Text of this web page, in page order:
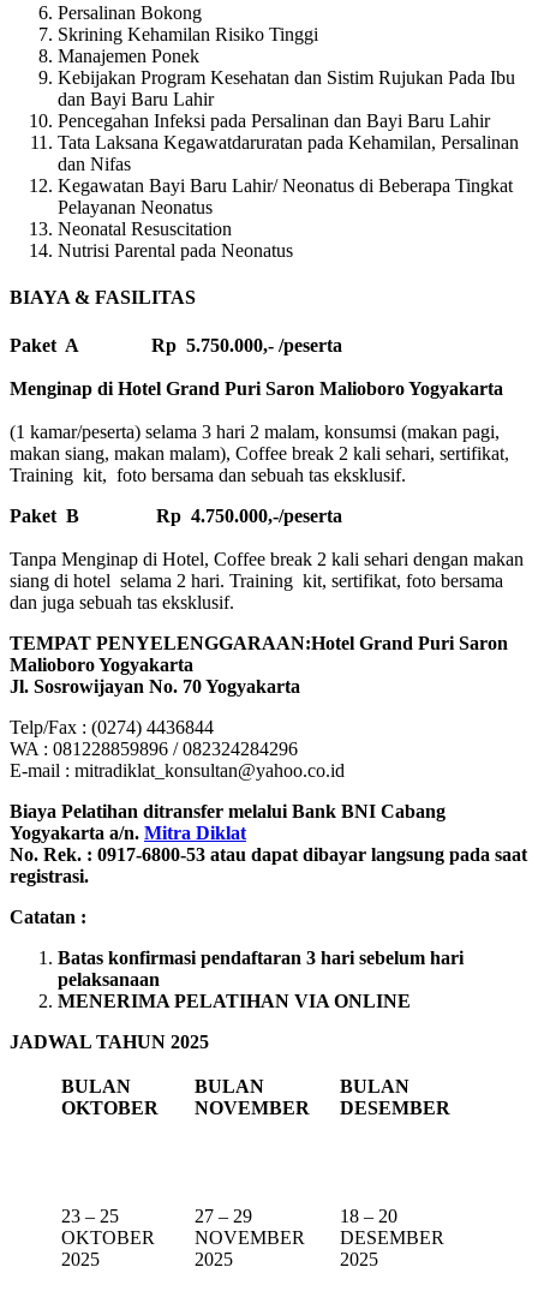
Persalinan Bokong
Skrining Kehamilan Risiko Tinggi
Manajemen Ponek
Kebijakan Program Kesehatan dan Sistim Rujukan Pada Ibu
dan Bayi Baru Lahir
Pencegahan Infeksi pada Persalinan dan Bayi Baru Lahir
Tata Laksana Kegawatdaruratan pada Kehamilan, Persalinan
dan Nifas
Kegawatan Bayi Baru Lahir/ Neonatus di Beberapa Tingkat
Pelayanan Neonatus
Neonatal Resuscitation
Nutrisi Parental pada Neonatus
BIAYA & FASILITAS
Paket A Rp 5.750.000,- /peserta
Menginap di Hotel Grand Puri Saron Malioboro Yogyakarta
(1 kamar/peserta) selama 3 hari 2 malam, konsumsi (makan pagi,
makan siang, makan malam), Coffee break 2 kali sehari, sertifikat,
Training kit, foto bersama dan sebuah tas eksklusif.
Paket B
Rp 4.750.000,-/peserta
Tanpa Menginap di Hotel, Coffee break 2 kali sehari dengan makan
siang di hotel selama 2 hari. Training kit, sertifikat, foto bersama
dan juga sebuah tas eksklusif.
TEMPAT PENYELENGGARAAN:Hotel Grand Puri Saron
Malioboro Yogyakarta
Jl. Sosrowijayan No. 70 Yogyakarta
Telp/Fax : (0274) 4436844
WA : 081228859896 / 082324284296
E-mail : mitradiklat_konsultan@yahoo.co.id
Biaya Pelatihan ditransfer melalui Bank BNI Cabang
Yogyakarta a/n. Mitra Diklat
No. Rek. : 0917-6800-53 atau dapat dibayar langsung pada saat
registrasi.
Catatan :
Batas konfirmasi pendaftaran 3 hari sebelum hari
pelaksanaan
MENERIMA PELATIHAN VIA ONLINE
JADWAL TAHUN 2025
BULAN
OKTOBER
BULAN
NOVEMBER
BULAN
DESEMBER
23 – 25
OKTOBER
2025
27 – 29
NOVEMBER
2025
18 – 20
DESEMBER
2025